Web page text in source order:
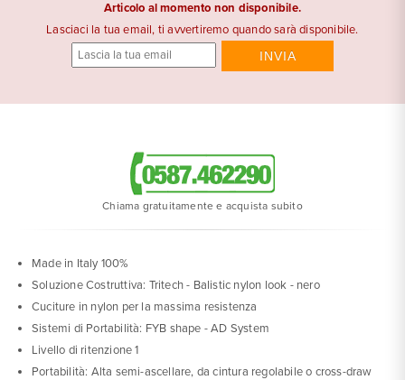
Articolo al momento non disponibile.
Lasciaci la tua email, ti avvertiremo quando sarà disponibile.
Chiama gratuitamente e acquista subito
Made in Italy 100%
Soluzione Costruttiva: Tritech - Balistic nylon look - nero
Cuciture in nylon per la massima resistenza
Sistemi di Portabilità: FYB shape - AD System
Livello di ritenzione 1
Portabilità: Alta semi-ascellare, da cintura regolabile o cross-draw